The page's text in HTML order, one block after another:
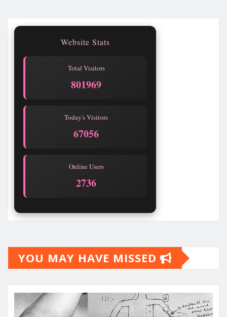
Website Stats
Total Visitors
801969
Today's Visitors
67056
Online Users
2736
YOU MAY HAVE MISSED